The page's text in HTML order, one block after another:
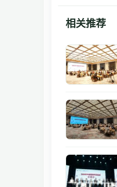
相关推荐